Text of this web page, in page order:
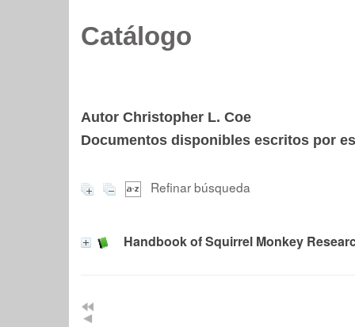
Catálogo
Autor Christopher L. Coe
Documentos disponibles escritos por
Refinar búsqueda
Handbook of Squirrel Monkey